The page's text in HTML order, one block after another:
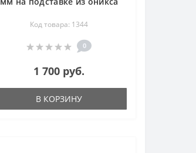
Код товара: 1344
0
1 700 руб.
В КОРЗИНУ